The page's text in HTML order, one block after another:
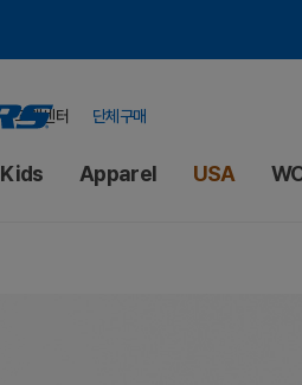
고객센터 단체구매
Kids Apparel USA